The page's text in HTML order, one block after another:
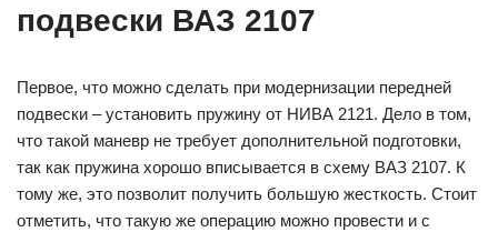
подвески ВАЗ 2107
Первое, что можно сделать при модернизации передней
подвески – установить пружину от НИВА 2121. Дело в том,
что такой маневр не требует дополнительной подготовки,
так как пружина хорошо вписывается в схему ВАЗ 2107. К
тому же, это позволит получить большую жесткость. Стоит
отметить, что такую же операцию можно провести и с